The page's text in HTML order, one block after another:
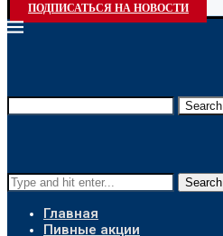
ПОДПИСАТЬСЯ НА НОВОСТИ
Search
Search
Главная
Пивные акции